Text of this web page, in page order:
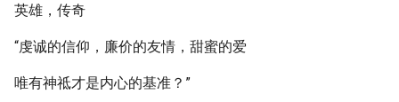
英雄，传奇
“虔诚的信仰，廉价的友情，甜蜜的爱
唯有神祗才是内心的基准？”